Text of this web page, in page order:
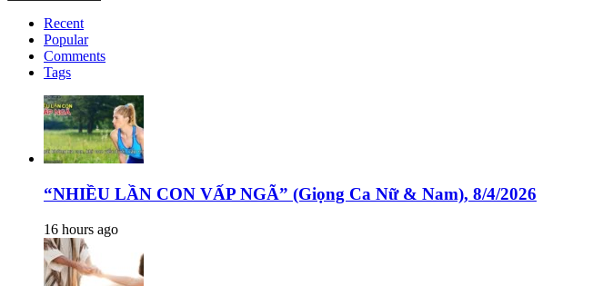
Recent
Popular
Comments
Tags
“NHIỀU LẦN CON VẤP NGÃ” (Giọng Ca Nữ & Nam), 8/4/2026
16 hours ago